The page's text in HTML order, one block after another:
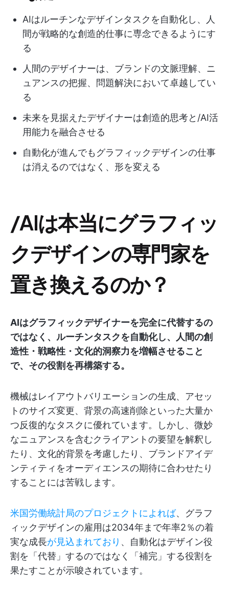
AIはルーチンなデザインタスクを自動化し、人
間が戦略的な創造的仕事に専念できるようにす
る
人間のデザイナーは、ブランドの文脈理解、ニ
ュアンスの把握、問題解決において卓越してい
る
未来を見据えたデザイナーは創造的思考と/AI活
用能力を融合させる
自動化が進んでもグラフィックデザインの仕事
は消えるのではなく、形を変える
/AIは本当にグラフィッ
クデザインの専門家を
置き換えるのか？
AIはグラフィックデザイナーを完全に代替するの
ではなく、ルーチンタスクを自動化し、人間の創
造性・戦略性・文化的洞察力を増幅させること
で、その役割を再構築する。
機械はレイアウトバリエーションの生成、アセッ
トのサイズ変更、背景の高速削除といった大量か
つ反復的なタスクに優れています。しかし、微妙
なニュアンスを含むクライアントの要望を解釈し
たり、文化的背景を考慮したり、ブランドアイデ
ンティティをオーディエンスの期待に合わせたり
することには苦戦します。
米国労働統計局のプロジェクトによれば、グラフ
ィックデザインの雇用は2034年まで年率2％の着
実な成長が見込まれており 、自動化はデザイン役
割を「代替」するのではなく「補完」する役割を
果たすことが示唆されています。